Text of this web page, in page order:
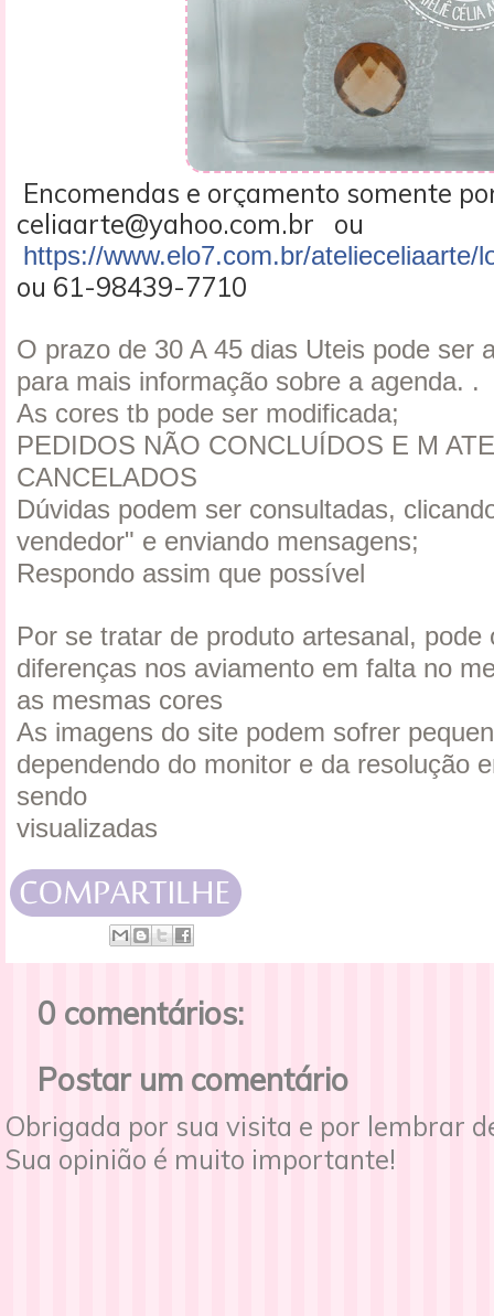
Encomendas e orçamento somente
celiaarte@yahoo.com.br ou
https://www.elo7.com.br/atelieceliaarte/
ou 61-98439-7710
O prazo de 30 A 45 dias Uteis pode ser
para mais informação sobre a agenda. .
As cores tb pode ser modificada;
PEDIDOS NÃO CONCLUÍDOS E M
CANCELADOS
Dúvidas podem ser consultadas,
vendedor" e enviando mensagens;
Respondo assim que possível
Por se tratar de produto artesanal, pode
diferenças nos aviamento em falta no
as mesmas cores
As imagens do site podem sofrer
dependendo do monitor e da resolução
sendo
visualizadas
0 comentários:
Postar um comentário
Obrigada por sua visita e por lembrar
Sua opinião é muito importante!